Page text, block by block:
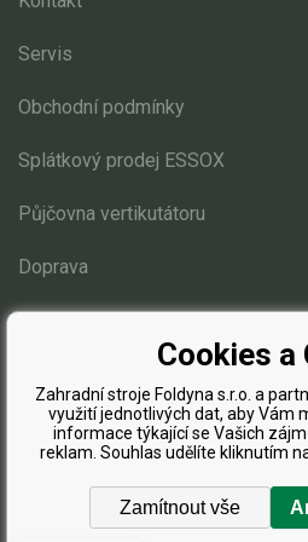
Elektrické čtyřkolky
Zahradní traktory
Řetězové pily
Servis
Obchodní podmínky
Splátkový prodej ESSOX
Půjčovna vertikutátoru
Doprava
Blog
Cookies a
Zahradní stroje Foldyna s.r.o. a
využití jednotlivých dat, aby Vám
informace týkající se Vašich
reklam. Souhlas udělíte kliknutím
Zamítnout vše